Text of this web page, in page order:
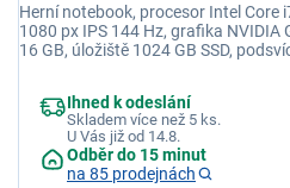
Herní notebook, procesor Intel Core
1080 px IPS 144 Hz, grafika NVIDIA
16 GB, úložiště 1024 GB SSD,
Ihned k odeslání
Skladem více než 5 ks.
U Vás již od 14.8.
Odběr do 15 minut
na 85 prodejnách